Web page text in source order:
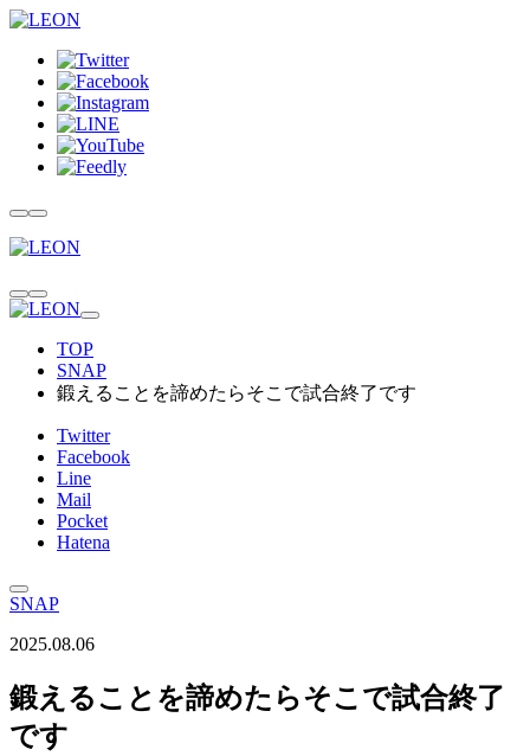
TOP
SNAP
鍛えることを諦めたらそこで試合終了です
Twitter
Facebook
Line
Mail
Pocket
Hatena
SNAP
2025.08.06
鍛えることを諦めたらそこで試合終了
です